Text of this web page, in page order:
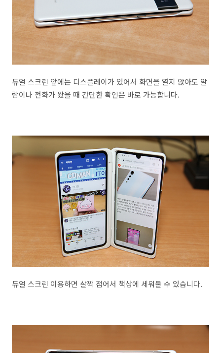
듀얼 스크린 앞에는 디스플레이가 있어서 화면을 열지 않아도 알
람이나 전화가 왔을 때 간단한 확인은 바로 가능합니다.
듀얼 스크린 이용하면 살짝 접어서 책상에 세워둘 수 있습니다.